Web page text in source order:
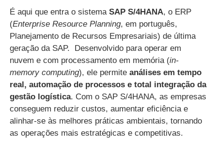
É aqui que entra o sistema SAP S/4HANA, o ERP
(Enterprise Resource Planning, em português,
Planejamento de Recursos Empresariais) de última
geração da SAP. Desenvolvido para operar em
nuvem e com processamento em memória (in-
memory computing), ele permite análises em tempo
real, automação de processos e total integração da
gestão logística. Com o SAP S/4HANA, as empresas
conseguem reduzir custos, aumentar eficiência e
alinhar-se às melhores práticas ambientais, tornando
as operações mais estratégicas e competitivas.